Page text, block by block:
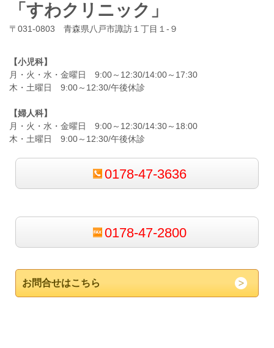
「すわクリニック」
〒031-0803 青森県八戸市諏訪１丁目１-９
【小児科】
月・火・水・金曜日 9:00～12:30/14:00～17:30
木・土曜日 9:00～12:30/午後休診
【婦人科】
月・火・水・金曜日 9:00～12:30/14:30～18:00
木・土曜日 9:00～12:30/午後休診
0178-47-3636
0178-47-2800
お問合せはこちら